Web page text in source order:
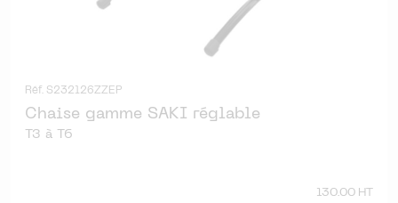
Réf. S232126ZZEP
Chaise gamme SAKI réglable
T3 à T6
130.00 HT